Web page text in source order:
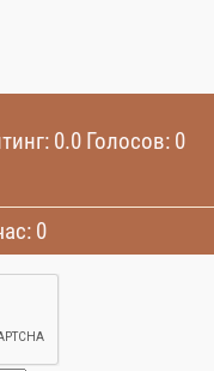
0.0 Голосов: 0
0